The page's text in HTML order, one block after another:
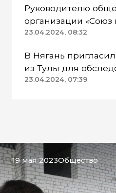
Руководителю
организации «Союз
пехотинцев» Югры
23.04.2024, 08:32
В Нягань
из Тулы для обследования здания
ДК «Геолог»
23.04.2024, 07:39
19 мая 2023Общество